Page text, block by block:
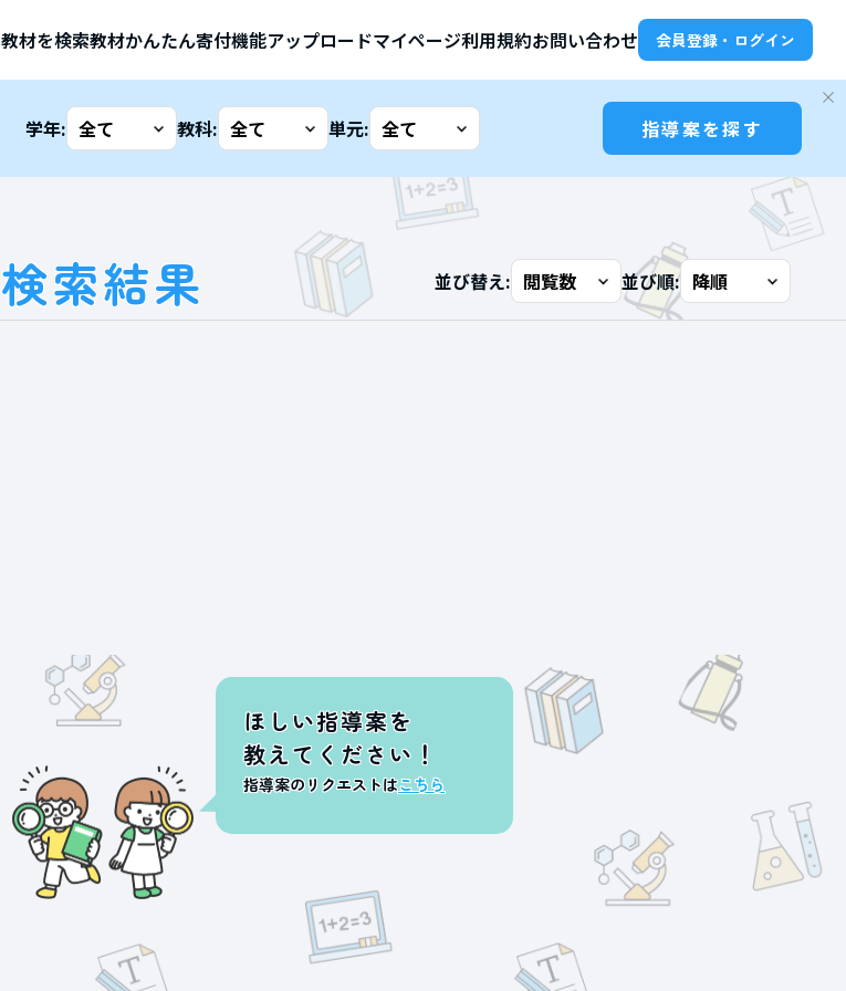
教材を検索教材かんたん寄付機能アップロードマイページ利用規約お問い合わせ 会員登録・ログイン
学年: 教科: 単元: 指導案を探す
検索結果 並び替え: 並び順:
ほしい指導案を
教えてください！
指導案のリクエストはこちら